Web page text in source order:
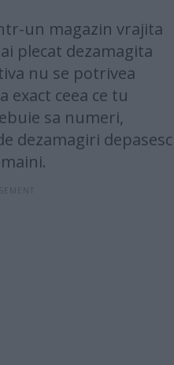
un magazin vrajita
plecat dezamagita
nu se potrivea
exact ceea ce tu
sa numeri,
dezamagiri depasesc